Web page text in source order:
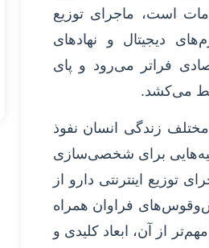
است، ماجرای توزیع
دیجیتال و نهادهای
فراتر می‌رود و پای
می‌کشد.
زندگی انسان نفوذ
برای شخصی‌سازی
اینترنتی دارو از
فراوان همراه
از آن، ابعاد کلیدی و